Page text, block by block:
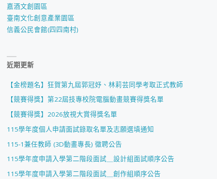
嘉酒文創園區
臺南文化創意產業園區
信義公民會館(四四南村)
近期更新
【金榜題名】狂賀第九屆郭冠妤、林莉芸同學考取正式教師
【競賽得獎】第22屆技專校院電腦動畫競賽得獎名單
【競賽得獎】2026放視大賞得獎名單
115學年度個人申請面試錄取名單及志願選填通知
115-1兼任教師 (3D動畫專長) 徵聘公告
115學年度申請入學第二階段面試＿設計組面試順序公告
115學年度申請入學第二階段面試＿創作組順序公告